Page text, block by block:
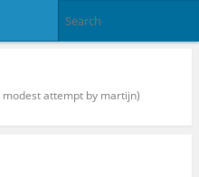
attempt by martijn)